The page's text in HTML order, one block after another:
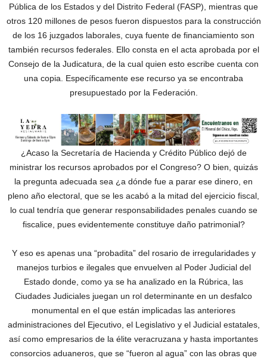
Pública de los Estados y del Distrito Federal (FASP), mientras que
otros 120 millones de pesos fueron dispuestos para la construcción
de los 16 juzgados laborales, cuya fuente de financiamiento son
también recursos federales. Ello consta en el acta aprobada por el
Consejo de la Judicatura, de la cual quien esto escribe cuenta con
una copia. Específicamente ese recurso ya se encontraba
presupuestado por la Federación.
¿Acaso la Secretaría de Hacienda y Crédito Público dejó de
ministrar los recursos aprobados por el Congreso? O bien, quizás
la pregunta adecuada sea ¿a dónde fue a parar ese dinero, en
pleno año electoral, que se les acabó a la mitad del ejercicio fiscal,
lo cual tendría que generar responsabilidades penales cuando se
fiscalice, pues evidentemente constituye daño patrimonial?
Y eso es apenas una “probadita” del rosario de irregularidades y
manejos turbios e ilegales que envuelven al Poder Judicial del
Estado donde, como ya se ha analizado en la Rúbrica, las
Ciudades Judiciales juegan un rol determinante en un desfalco
monumental en el que están implicadas las anteriores
administraciones del Ejecutivo, el Legislativo y el Judicial estatales,
así como empresarios de la élite veracruzana y hasta importantes
consorcios aduaneros, que se “fueron al agua” con las obras que